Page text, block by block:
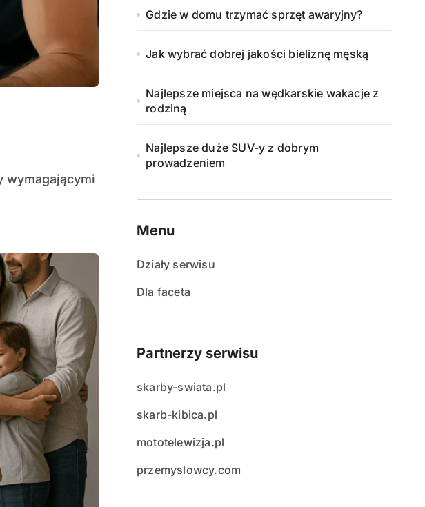
Gdzie w domu trzymać sprzęt awaryjny?
Jak wybrać dobrej jakości bieliznę męską
Najlepsze miejsca na wędkarskie wakacje z
rodziną
Najlepsze duże SUV-y z dobrym
prowadzeniem
Menu
Działy serwisu
Dla faceta
Partnerzy serwisu
skarby-swiata.pl
skarb-kibica.pl
mototelewizja.pl
przemyslowcy.com